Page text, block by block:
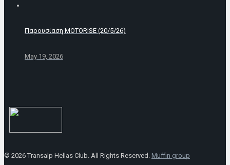
Παρουσίαση MOTORISE (20/5/26)
May 19, 2026
© 2026 Transalp Hellas Club. All Rights Reserved. Muffin group